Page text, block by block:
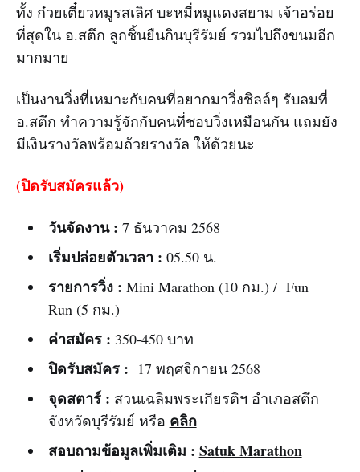
ทั้ง ก๋วยเตี๋ยวหมูรสเลิศ บะหมี่หมูแดงสยาม เจ้าอร่อย
ที่สุดใน อ.สตึก ลูกชิ้นยืนกินบุรีรัมย์ รวมไปถึงขนมอีก
มากมาย
เป็นงานวิ่งที่เหมาะกับคนที่อยากมาวิ่งชิลล์ๆ รับลมที่
อ.สตึก ทำความรู้จักกับคนที่ชอบวิ่งเหมือนกัน แถมยัง
มีเงินรางวัลพร้อมถ้วยรางวัล ให้ด้วยนะ
(ปิดรับสมัครแล้ว)
วันจัดงาน : 7 ธันวาคม 2568
เริ่มปล่อยตัวเวลา : 05.50 น.
รายการวิ่ง : Mini Marathon (10 กม.) / Fun
Run (5 กม.)
ค่าสมัคร : 350-450 บาท
ปิดรับสมัคร : 17 พฤศจิกายน 2568
จุดสตาร์ : สวนเฉลิมพระเกียรติฯ อำเภอสตึก
จังหวัดบุรีรัมย์ หรือ คลิก
สอบถามข้อมูลเพิ่มเติม : Satuk Marathon